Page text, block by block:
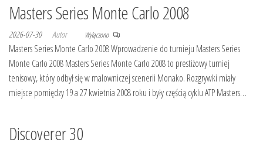
Masters Series Monte Carlo 2008
2026-07-30 Autor Wyłączono
Masters Series Monte Carlo 2008 Wprowadzenie do turnieju Masters Series
Monte Carlo 2008 Masters Series Monte Carlo 2008 to prestiżowy turniej
tenisowy, który odbył się w malowniczej scenerii Monako. Rozgrywki miały
miejsce pomiędzy 19 a 27 kwietnia 2008 roku i były częścią cyklu ATP Masters…
Discoverer 30